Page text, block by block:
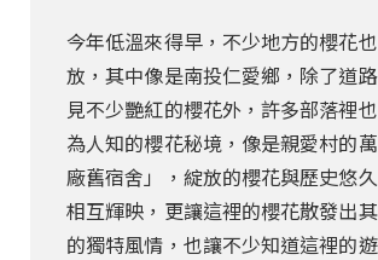
今年低溫來得早，不少地方的櫻花
放，其中像是南投仁愛鄉，除了道
見不少艷紅的櫻花外，許多部落裡
為人知的櫻花秘境，像是親愛村的
廠舊宿舍」，綻放的櫻花與歷史悠
相互輝映，更讓這裡的櫻花散發出
的獨特風情，也讓不少知道這裡的